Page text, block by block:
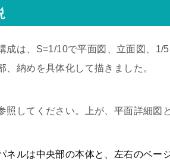
成は、S=1/10で平面図、立面図、1/
、納めを具体化して描きました。
照してください。上が、平面詳細図
ネルは中央部の本体と、左右のベー